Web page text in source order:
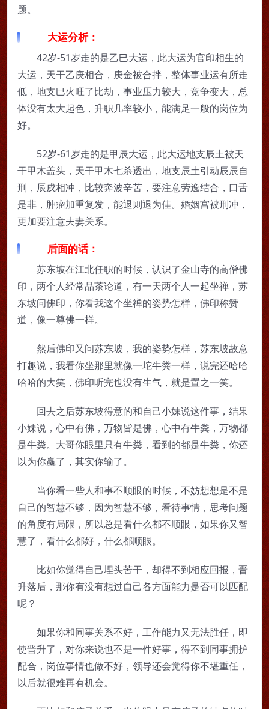
题。
大运分析：
42岁-51岁走的是乙巳大运，此大运为官印相生的
大运，天干乙庚相合，庚金被合拌，整体事业运有所走
低，地支巳火旺了比劫，事业压力较大，竞争变大，总
体没有太大起色，升职几率较小，能满足一般的岗位为
好。
52岁-61岁走的是甲辰大运，此大运地支辰土被天
干甲木盖头，天干甲木七杀透出，地支辰土引动辰辰自
刑，辰戌相冲，比较奔波辛苦，要注意劳逸结合，口舌
是非，肿瘤加重复发，能退则退为佳。婚姻宫被刑冲，
更加要注意夫妻关系。
后面的话：
苏东坡在江北任职的时候，认识了金山寺的高僧佛
印，两个人经常品茶论道，有一天两个人一起坐禅，苏
东坡问佛印，你看我这个坐禅的姿势怎样，佛印称赞
道，像一尊佛一样。
然后佛印又问苏东坡，我的姿势怎样，苏东坡故意
打趣说，我看你坐那里就像一坨牛粪一样，说完还哈哈
哈哈的大笑，佛印听完也没有生气，就是置之一笑。
回去之后苏东坡得意的和自己小妹说这件事，结果
小妹说，心中有佛，万物皆是佛，心中有牛粪，万物都
是牛粪。大哥你眼里只有牛粪，看到的都是牛粪，你还
以为你赢了，其实你输了。
当你看一些人和事不顺眼的时候，不妨想想是不是
自己的智慧不够，因为智慧不够，看待事情，思考问题
的角度有局限，所以总是看什么都不顺眼，如果你又智
慧了，看什么都好，什么都顺眼。
比如你觉得自己埋头苦干，却得不到相应回报，晋
升落后，那你有没有想过自己各方面能力是否可以匹配
呢？
如果你和同事关系不好，工作能力又无法胜任，即
使晋升了，对你来说也不是一件好事，得不到同事拥护
配合，岗位事情也做不好，领导还会觉得你不堪重任，
以后就很难再有机会。